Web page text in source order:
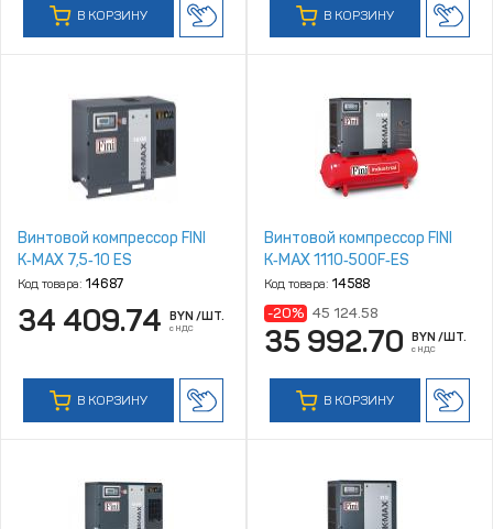
В КОРЗИНУ В КОРЗИНУ
Винтовой компрессор FINI
K‑MAX 7,5‑10 ES
Код товара: 14687
34 409.74 BYN /ШТ.
с НДС
В КОРЗИНУ
Винтовой компрессор FINI
K‑MAX 1110‑500F‑ES
Код товара: 14588
-20% 45 124.58
35 992.70 BYN /ШТ.
с НДС
В КОРЗИНУ